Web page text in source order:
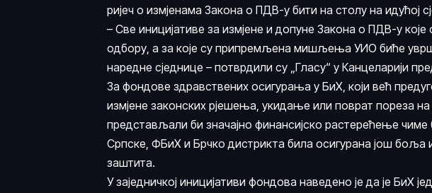
ријеч о измјенама Закона о ПДВ-у бити на столу на идућој
– Све иницијативе за измјене и допуне Закона о ПДВ-у
одбору, а за које су припремљена мишљења УИО биће
наредне сједнице – потврдили су „Гласу“ у Канцеларији
За фондове здравствених осигурања у БиХ, који већ
измјене законских рјешења, укидање или поврат пореза
представљали би значајно финансијско растерећење
Српске, ФБиХ и Брчко дистрикта била осигурана још боља
заштита.
У заједничкој иницијативи фондова наведено је да је БиХ